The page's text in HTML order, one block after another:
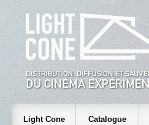
Light Cone Catalogue